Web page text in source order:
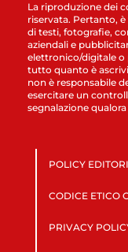
La riproduzione dei
riservata. Pertanto, è
di testi, fotografie,
aziendali e
elettronico/digitale o
tutto quanto è
non è responsabile
esercitare un
segnalazione
POLICY
CODICE ETICO
PRIVACY